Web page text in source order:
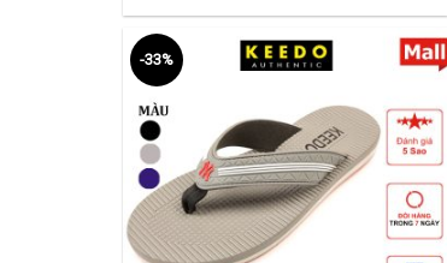
360,000 ₫.
-33%